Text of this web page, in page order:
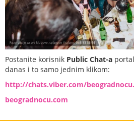
Postanite korisnik Public Chat-a
danas i to samo jednim klikom:
http://chats.viber.com/
beogradnocu.com